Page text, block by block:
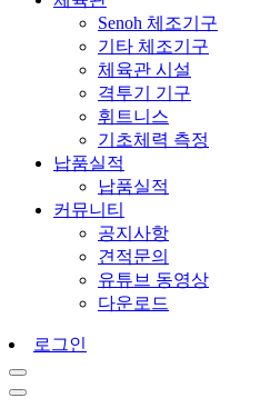
Senoh 체조기구
기타 체조기구
체육관 시설
격투기 기구
휘트니스
기초체력 측정
납품실적
납품실적
커뮤니티
공지사항
견적문의
유튜브 동영상
다운로드
로그인